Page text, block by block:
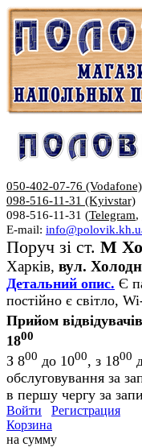
050-402-07-76 (Vodafone)
098-516-11-31 (Kyivstar)
098-516-11-31 (Telegram,
E-mail:
Поруч зі ст. М
Харків, вул.
Детальний опис. Є
постійно є світло,
Прийом
1800
З 800 до 1000, з 1800
обслуговування за
в першу чергу за
Войти
Регистрация
Корзина
на сумму